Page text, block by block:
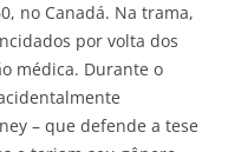
no Canadá. Na trama,
por volta dos
médica. Durante o
– que defende a tese